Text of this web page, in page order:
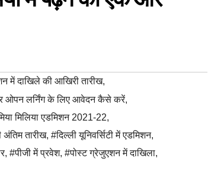
में दाखिले की आखिरी तारीख,
ओपन लर्निंग के लिए आवेदन कैसे करें,
मिलिया एडमिशन 2021-22,
तारीख, #दिल्ली यूनिवर्सिटी में एडमिशन,
, #पीजी में प्रवेश, #पोस्ट ग्रेजुएशन में दाखिला,